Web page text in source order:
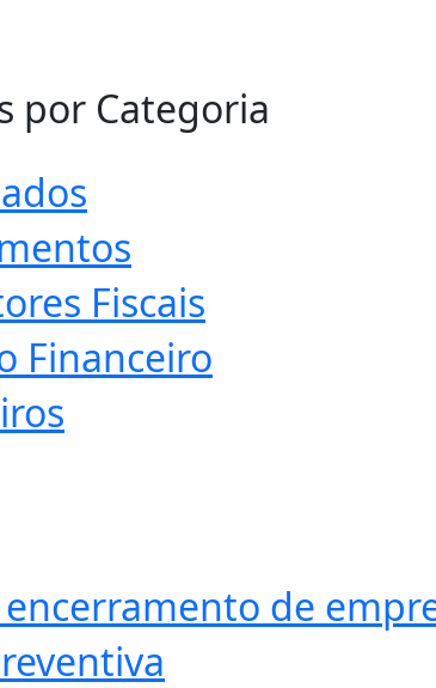
por Categoria
Fiscais
Financeiro
de